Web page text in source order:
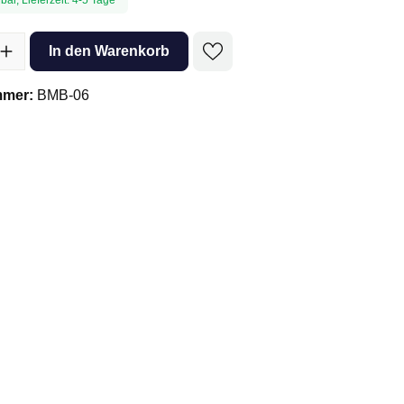
Gib den gewünschten Wert ein oder benutze die Schaltflächen
In den Warenkorb
BMB-06